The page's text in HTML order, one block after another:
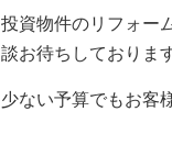
投資物件のリフォー
談お待ちしておりま
少ない予算でもお客